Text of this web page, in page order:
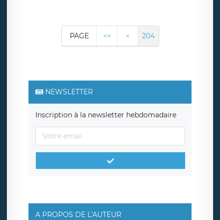
PAGE << < 204
NEWSLETTER
Inscription à la newsletter hebdomadaire
A PROPOS DE L'AUTEUR